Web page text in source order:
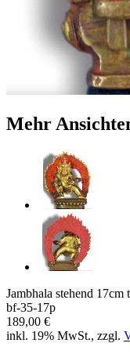
Mehr
Jambhala stehend 17cm
bf-35-17p
189,00 €
inkl. 19% MwSt., zzgl.